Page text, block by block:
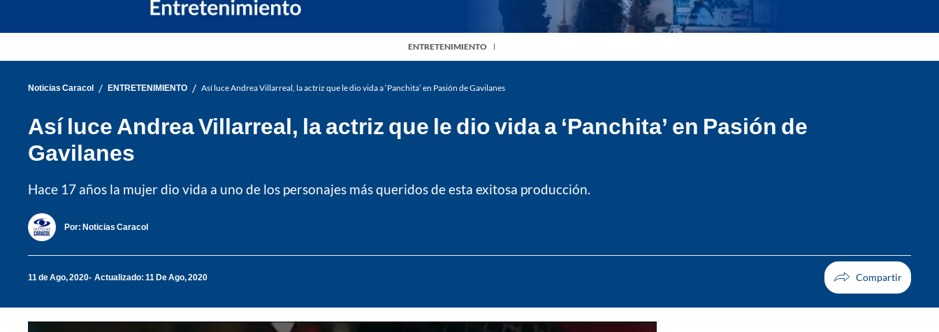
ENTRETENIMIENTO
Noticias Caracol / ENTRETENIMIENTO / Así luce Andrea Villarreal, la actriz que le dio vida a ‘Panchita’ en Pasión de Gavilanes
Así luce Andrea Villarreal, la actriz que le dio vida a ‘Panchita’ en Pasión de
Gavilanes
Hace 17 años la mujer dio vida a uno de los personajes más queridos de esta exitosa producción.
Por: Noticias Caracol
11 de Ago, 2020 Actualizado: 11 De Ago, 2020